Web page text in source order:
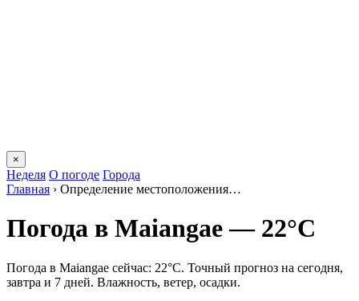
×
Неделя О погоде Города
Главная › Определение местоположения…
Погода в Maiangaе — 22°C
Погода в Maiangaе сейчас: 22°C. Точный прогноз на сегодня,
завтра и 7 дней. Влажность, ветер, осадки.